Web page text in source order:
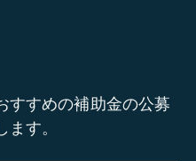
すすめの補助金の公募
す。